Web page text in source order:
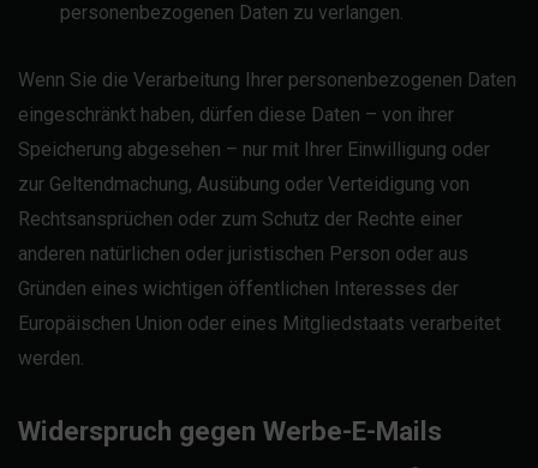
personenbezogenen Daten zu verlangen.
Wenn Sie die Verarbeitung Ihrer personenbezogenen Daten
eingeschränkt haben, dürfen diese Daten – von ihrer
Speicherung abgesehen – nur mit Ihrer Einwilligung oder
zur Geltendmachung, Ausübung oder Verteidigung von
Rechtsansprüchen oder zum Schutz der Rechte einer
anderen natürlichen oder juristischen Person oder aus
Gründen eines wichtigen öffentlichen Interesses der
Europäischen Union oder eines Mitgliedstaats verarbeitet
werden.
Widerspruch gegen Werbe-E-Mails